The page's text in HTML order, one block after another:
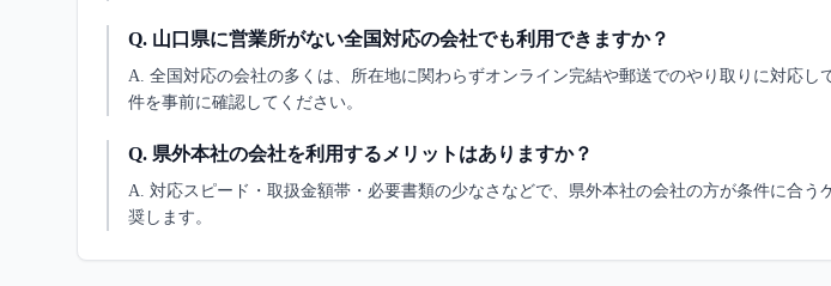
Q. 山口県に営業所がない全国対応の会社でも利用できますか？
A. 全国対応の会社の多くは、所在地に関わらずオンライン完結や郵送でのやり取りに対応
件を事前に確認してください。
Q. 県外本社の会社を利用するメリットはありますか？
A. 対応スピード・取扱金額帯・必要書類の少なさなどで、県外本社の会社の方が条件に合
奨します。